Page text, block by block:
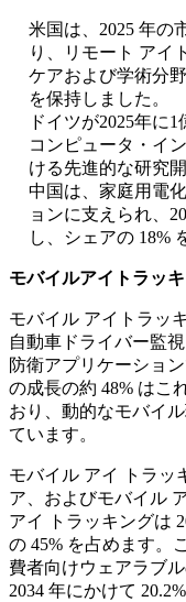
米国は、2025 年の
り、リモート アイ
ケアおよび学術分
を保持しました。
ドイツが2025年に
コンピュータ・イ
ける先進的な研究
中国は、家庭用電
ョンに支えられ、
し、シェアの 18%
モバイルアイトラッ
モバイル アイトラッ
自動車ドライバー監
防衛アプリケーショ
の成長の約 48% はこ
おり、動的なモバイ
ています。
モバイル アイ トラッ
ア、およびモバイル
アイ トラッキングは
の 45% を占めます。
費者向けウェアラブ
2034 年にかけて